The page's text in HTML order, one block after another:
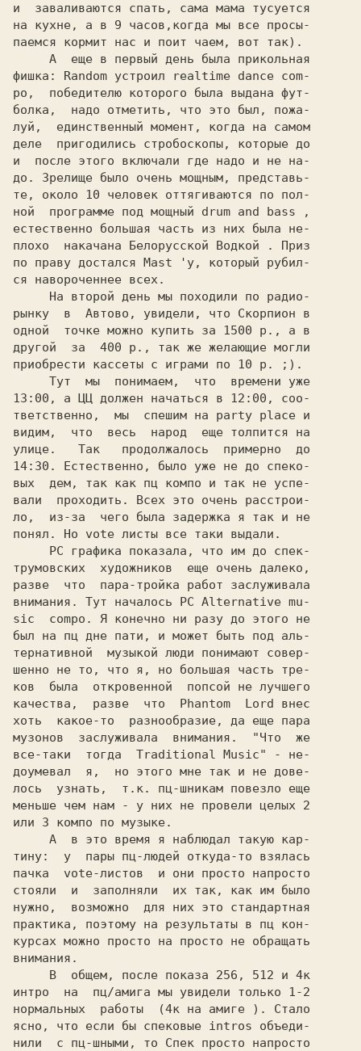
и  заваливаются спать, сама мама тусуется
на кухне, а в 9 часов,когда мы все просы-
паемся кормит нас и поит чаем, вот так).
фишка: Random устроил realtime dance com-
po,  победителю которого была выдана фут-
болка,  надо отметить, что это был, пожа-
луй,  единственный момент, когда на самом
деле  пригодились стробоскопы, которые до
и  после этого включали где надо и не на-
до. Зрелище было очень мощным, представь-
те, около 10 человек оттягиваются по пол-
ной  программе под мощный drum and bass
,
естественно большая часть из них была не-
плохо  накачана Белорусской Водкой
. Приз
по праву достался Mast
'у, который рубил-
ся навороченнее всех.
рынку  в  Автово, увидели, что Скорпион в
одной  точке можно купить за 1500 р., а в
другой  за  400 р., так же желающие могли
приобрести кассеты с играми по 10 р. ;).
13:00, а ЦЦ должен начаться в 12:00, соо-
тветственно,  мы  спешим на party place и
видим,  что  весь  народ  еще толпится на
улице.   Так   продолжалось  примерно  до
14:30. Естественно, было уже не до спеко-
вых  дем, так как пц компо и так не успе-
вали  проходить. Всех это очень расстрои-
ло,  из-за  чего была задержка я так и не
понял. Но vote листы все таки выдали.
PC графика показала, что им до спек-
трумовских  художников  еще очень далеко,
разве  что  пара-тройка работ заслуживала
внимания. Тут началось PC Alternative mu-
sic  compo. Я конечно ни разу до этого не
был на пц дне пати, и может быть под аль-
тернативной  музыкой люди понимают совер-
шенно не то, что я, но большая часть тре-
ков  была  откровенной  попсой не лучшего
качества,  разве  что Phantom  Lord внес
хоть  какое-то  разнообразие, да еще пара
музонов  заслуживала  внимания.
"Что  же
все-таки  тогда  Traditional Music"
- не-
доумевал  я,  но этого мне так и не дове-
лось  узнать,  т.к. пц-шникам повезло еще
меньше чем нам - у них не провели целых 2
или 3 компо по музыке.
тину:  у  пары пц-людей откуда-то взялась
пачка  vote-листов  и они просто напросто
стояли  и  заполняли  их так, как им было
нужно,  возможно  для них это стандартная
практика, поэтому на результаты в пц кон-
курсах можно просто на просто не обращать
внимания.
интро  на пц/амига мы увидели только 1-2
нормальных  работы  (4к на амиге
). Стало
ясно, что если бы спековые intros объеди-
нили  с пц-шными, то Спек просто напросто